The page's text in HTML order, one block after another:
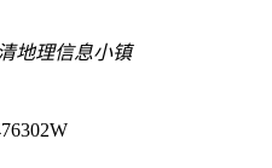
地理信息小镇